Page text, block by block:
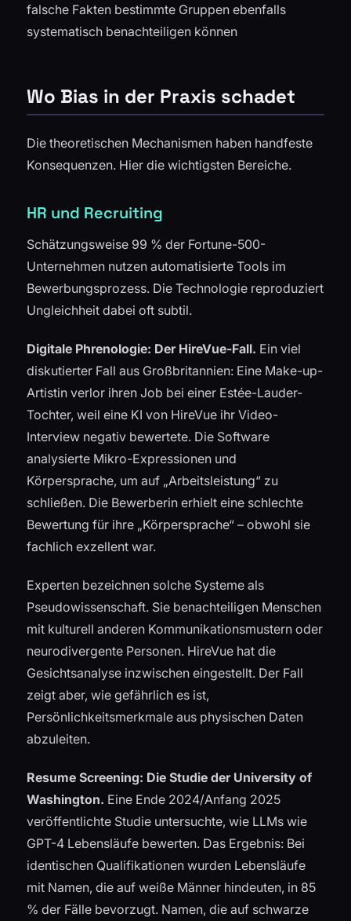
falsche Fakten bestimmte Gruppen ebenfalls
systematisch benachteiligen können
Wo Bias in der Praxis schadet
Die theoretischen Mechanismen haben handfeste
Konsequenzen. Hier die wichtigsten Bereiche.
HR und Recruiting
Schätzungsweise 99 % der Fortune-500-
Unternehmen nutzen automatisierte Tools im
Bewerbungsprozess. Die Technologie reproduziert
Ungleichheit dabei oft subtil.
Digitale Phrenologie: Der HireVue-Fall. Ein viel
diskutierter Fall aus Großbritannien: Eine Make-up-
Artistin verlor ihren Job bei einer Estée-Lauder-
Tochter, weil eine KI von HireVue ihr Video-
Interview negativ bewertete. Die Software
analysierte Mikro-Expressionen und
Körpersprache, um auf „Arbeitsleistung“ zu
schließen. Die Bewerberin erhielt eine schlechte
Bewertung für ihre „Körpersprache“ – obwohl sie
fachlich exzellent war.
Experten bezeichnen solche Systeme als
Pseudowissenschaft. Sie benachteiligen Menschen
mit kulturell anderen Kommunikationsmustern oder
neurodivergente Personen. HireVue hat die
Gesichtsanalyse inzwischen eingestellt. Der Fall
zeigt aber, wie gefährlich es ist,
Persönlichkeitsmerkmale aus physischen Daten
abzuleiten.
Resume Screening: Die Studie der University of
Washington. Eine Ende 2024/Anfang 2025
veröffentlichte Studie untersuchte, wie LLMs wie
GPT-4 Lebensläufe bewerten. Das Ergebnis: Bei
identischen Qualifikationen wurden Lebensläufe
mit Namen, die auf weiße Männer hindeuten, in 85
% der Fälle bevorzugt. Namen, die auf schwarze